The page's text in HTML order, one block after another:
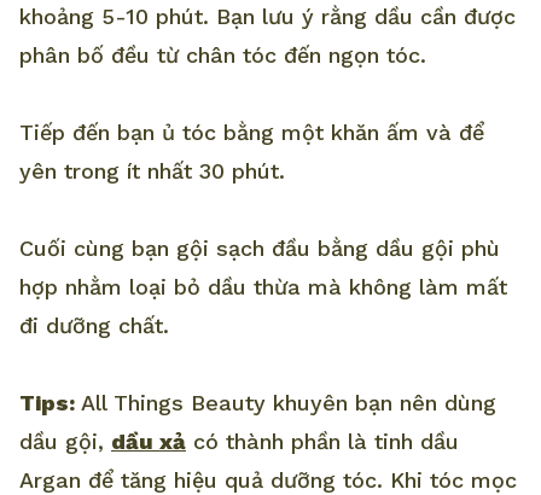
khoảng 5-10 phút. Bạn lưu ý rằng dầu cần được
phân bố đều từ chân tóc đến ngọn tóc.
Tiếp đến bạn ủ tóc bằng một khăn ấm và để
yên trong ít nhất 30 phút.
Cuối cùng bạn gội sạch đầu bằng dầu gội phù
hợp nhằm loại bỏ dầu thừa mà không làm mất
đi dưỡng chất.
Tips: All Things Beauty khuyên bạn nên dùng
dầu gội, dầu xả có thành phần là tinh dầu
Argan để tăng hiệu quả dưỡng tóc. Khi tóc mọc